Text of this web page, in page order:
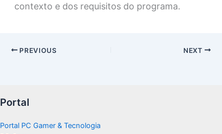
contexto e dos requisitos do programa.
PREVIOUS NEXT
Portal
Portal PC Gamer & Tecnologia